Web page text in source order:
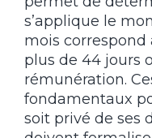
s’applique le
mois correspond
plus de 44 jours
rémunération.
fondamentaux
soit privé de ses